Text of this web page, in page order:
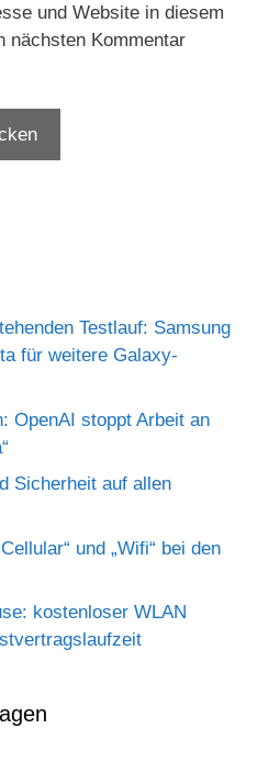
und Website in diesem
nächsten Kommentar
Testlauf: Samsung
für weitere Galaxy-
OpenAI stoppt Arbeit an
Sicherheit auf allen
und „Wifi“ bei den
kostenloser WLAN